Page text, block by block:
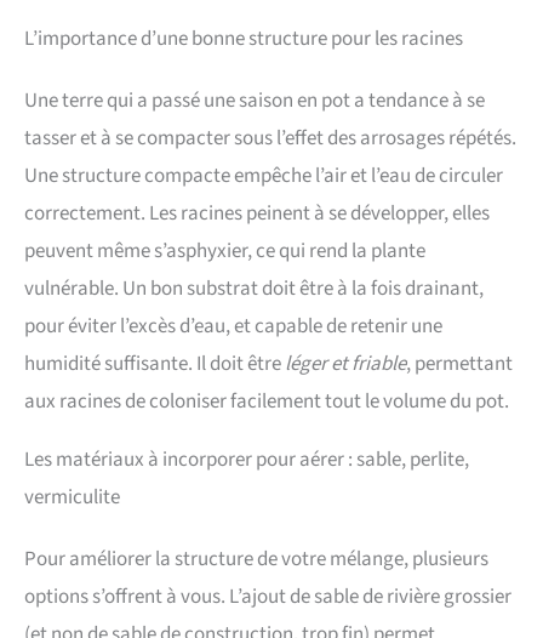
L’importance d’une bonne structure pour les racines
Une terre qui a passé une saison en pot a tendance à se
tasser et à se compacter sous l’effet des arrosages répétés.
Une structure compacte empêche l’air et l’eau de circuler
correctement. Les racines peinent à se développer, elles
peuvent même s’asphyxier, ce qui rend la plante
vulnérable. Un bon substrat doit être à la fois drainant,
pour éviter l’excès d’eau, et capable de retenir une
humidité suffisante. Il doit êtreléger et friable, permettant
aux racines de coloniser facilement tout le volume du pot.
Les matériaux à incorporer pour aérer : sable, perlite,
vermiculite
Pour améliorer la structure de votre mélange, plusieurs
options s’offrent à vous. L’ajout de sable de rivière grossier